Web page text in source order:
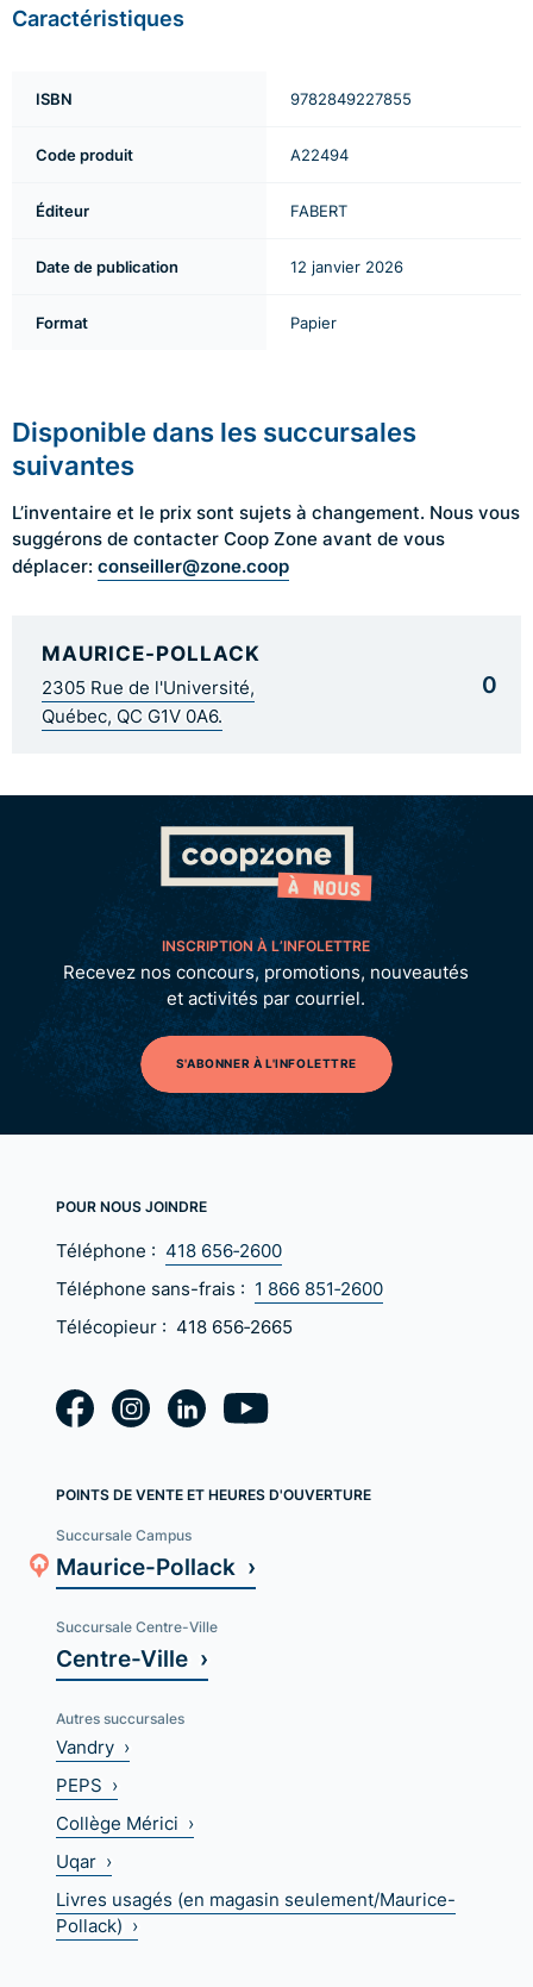
Caractéristiques
ISBN 9782849227855
Code produit A22494
Éditeur FABERT
Date de publication 12 janvier 2026
Format Papier
Disponible dans les succursales
suivantes
L’inventaire et le prix sont sujets à changement. Nous vous
suggérons de contacter Coop Zone avant de vous
déplacer: conseiller@zone.coop
MAURICE-POLLACK
2305 Rue de l'Université,
Québec, QC G1V 0A6.
0
INSCRIPTION À L’INFOLETTRE
Recevez nos concours, promotions, nouveautés
et activités par courriel.
S'ABONNER À L'INFOLETTRE
POUR NOUS JOINDRE
Téléphone : 418 656‑2600
Téléphone sans-frais : 1 866 851‑2600
Télécopieur : 418 656‑2665
POINTS DE VENTE ET HEURES D'OUVERTURE
Succursale Campus
Maurice-Pollack ›
Succursale Centre-Ville
Centre-Ville ›
Autres succursales
Vandry ›
PEPS ›
Collège Mérici ›
Uqar ›
Livres usagés (en magasin seulement/Maurice-
Pollack) ›